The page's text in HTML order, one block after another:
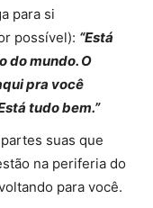
para si
possível): “Está
do mundo. O
pra você
tudo bem.”
suas que
na periferia do
para você.